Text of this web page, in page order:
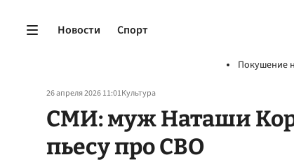
Новости Спорт
Покушение
26 апреля 2026 11:01Культура
СМИ: муж Наташи
пьесу про СВО